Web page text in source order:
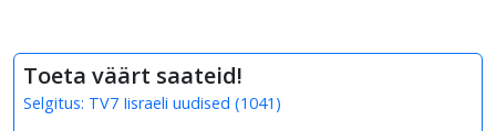
Toeta väärt saateid!
Selgitus: TV7 Iisraeli uudised (1041 )